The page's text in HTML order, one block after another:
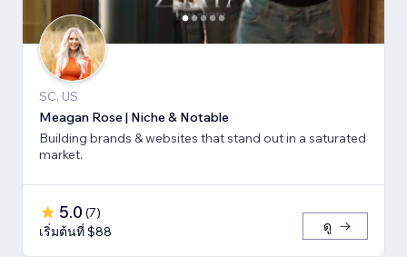
SC, US
Meagan Rose | Niche & Notable
Building brands & websites that stand out in a saturated
market.
5.0 (7)
เริ่มต้นที่ $88
ดู